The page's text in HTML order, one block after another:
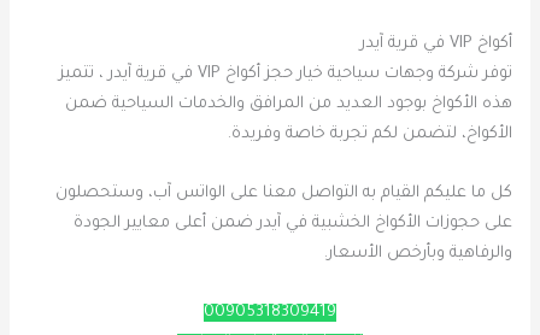
أكواخ VIP في قرية آيدر
توفر شركة وجهات سياحية خيار حجز أكواخ VIP في قرية آيدر ، تتميز
هذه الأكواخ بوجود العديد من المرافق والخدمات السياحية ضمن
الأكواخ، لتضمن لكم تجربة خاصة وفريدة.
كل ما عليكم القيام به التواصل معنا على الواتس آب، وستحصلون
على حجوزات الأكواخ الخشبية في آيدر ضمن أعلى معايير الجودة
والرفاهية وبأرخص الأسعار.
00905318309419